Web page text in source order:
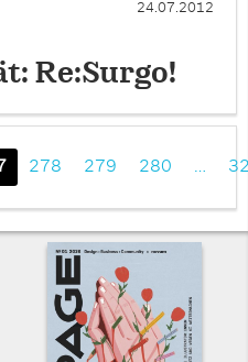
24.07.2012
Re:Surgo!
278 279 280 …